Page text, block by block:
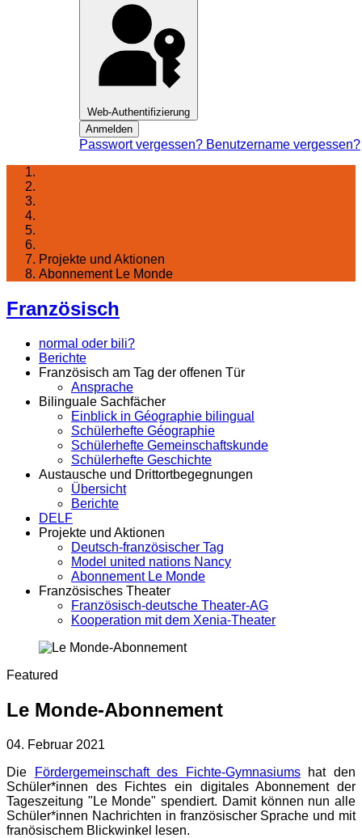
Web-Authentifizierung
Anmelden
Passwort vergessen? Benutzername vergessen?
Projekte und Aktionen
Abonnement Le Monde
Französisch
normal oder bili?
Berichte
Französisch am Tag der offenen Tür
Ansprache
Bilinguale Sachfächer
Einblick in Géographie bilingual
Schülerhefte Géographie
Schülerhefte Gemeinschaftskunde
Schülerhefte Geschichte
Austausche und Drittortbegegnungen
Übersicht
Berichte
DELF
Projekte und Aktionen
Deutsch-französischer Tag
Model united nations Nancy
Abonnement Le Monde
Französisches Theater
Französisch-deutsche Theater-AG
Kooperation mit dem Xenia-Theater
Featured
Le Monde-Abonnement
04. Februar 2021
Die
Fördergemeinschaft des Fichte-Gymnasiumshat den
Schüler*innen des Fichtes ein digitales Abonnement der
Tageszeitung "Le Monde" spendiert. Damit können nun alle
Schüler*innen Nachrichten in französischer Sprache und mit
franösischem Blickwinkel lesen.